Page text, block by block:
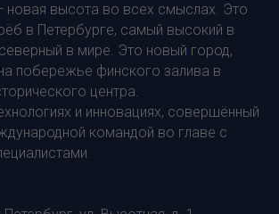
высота во всех смыслах. Это
в Петербурге, самый высокий в
в мире. Это новый город,
побережье финского залива в
центра.
и инновациях, совершённый
командой во главе с